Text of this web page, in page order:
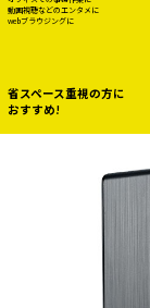
動画視聴などのエンタメに
webブラウジングに
省スペース重視の方に
おすすめ!